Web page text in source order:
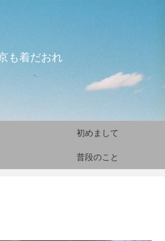
も着だおれ
初めまして
普段のこと